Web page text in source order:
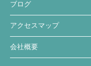
ブログ
アクセスマップ
会社概要